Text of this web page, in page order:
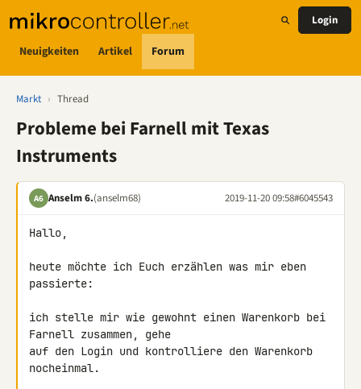
Neuigkeiten Artikel Forum
Login
Markt › Thread
Probleme bei Farnell mit Texas
Instruments
A6 Anselm 6.(anselm68) 2019-11-20 09:58#6045543
Hallo,
heute möchte ich Euch erzählen was mir eben
passierte:
ich stelle mir wie gewohnt einen Warenkorb bei
Farnell zusammen, gehe
auf den Login und kontrolliere den Warenkorb
nocheinmal.